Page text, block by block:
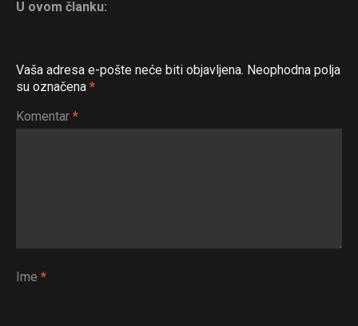
U ovom članku:
Vaša adresa e-pošte neće biti objavljena. Neophodna polja
su označena *
Komentar *
Ime *
Reddit